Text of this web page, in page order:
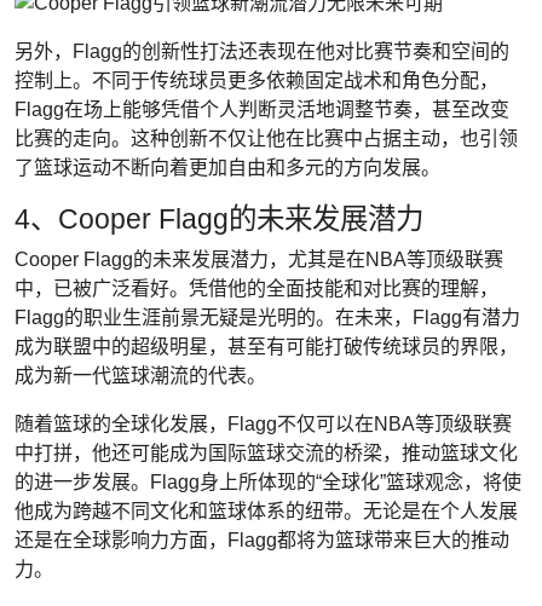
另外，Flagg的创新性打法还表现在他对比赛节奏和空间的
控制上。不同于传统球员更多依赖固定战术和角色分配，
Flagg在场上能够凭借个人判断灵活地调整节奏，甚至改变
比赛的走向。这种创新不仅让他在比赛中占据主动，也引领
了篮球运动不断向着更加自由和多元的方向发展。
4、Cooper Flagg的未来发展潜力
Cooper Flagg的未来发展潜力，尤其是在NBA等顶级联赛
中，已被广泛看好。凭借他的全面技能和对比赛的理解，
Flagg的职业生涯前景无疑是光明的。在未来，Flagg有潜力
成为联盟中的超级明星，甚至有可能打破传统球员的界限，
成为新一代篮球潮流的代表。
随着篮球的全球化发展，Flagg不仅可以在NBA等顶级联赛
中打拼，他还可能成为国际篮球交流的桥梁，推动篮球文化
的进一步发展。Flagg身上所体现的“全球化”篮球观念，将使
他成为跨越不同文化和篮球体系的纽带。无论是在个人发展
还是在全球影响力方面，Flagg都将为篮球带来巨大的推动
力。